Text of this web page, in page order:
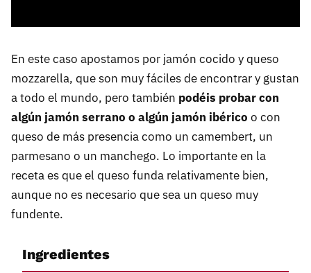
En este caso apostamos por jamón cocido y queso
mozzarella, que son muy fáciles de encontrar y gustan
a todo el mundo, pero también podéis probar con
algún jamón serrano o algún jamón ibérico o con
queso de más presencia como un camembert, un
parmesano o un manchego. Lo importante en la
receta es que el queso funda relativamente bien,
aunque no es necesario que sea un queso muy
fundente.
Ingredientes